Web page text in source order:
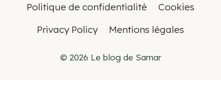
Politique de confidentialité
Cookies
Privacy Policy
Mentions légales
© 2026 Le blog de Samar